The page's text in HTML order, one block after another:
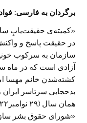
برگردان به فارسی‌:
«کمیته‌ی حقیقت‌یابِ
در حقیقت پاسخ و
سازمان به سرکوب
آزادی است که در ماه
کشته‌شدن خانم مهسا
بدحجابی سرتاسر ایران
«شورای حقوق بشر